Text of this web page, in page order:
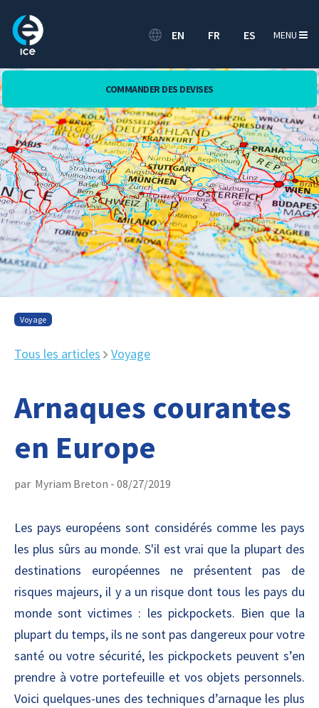
EN FR ES
COMMANDER DES DEVISES
MENU
[Translate to Français:]
Voyage
Tous les articles Voyage
Arnaques courantes
en Europe
par Myriam Breton - 08/27/2019
Les pays européens sont considérés comme les pays
les plus sûrs au monde. S'il est vrai que la plupart des
destinations européennes ne présentent pas de
risques majeurs, il y a un risque dont tous les pays du
monde sont victimes : les pickpockets. Bien que la
plupart du temps, ils ne sont pas dangereux pour votre
santé ou votre sécurité, les pickpockets peuvent s’en
prendre à votre portefeuille et vos objets personnels.
Voici quelques-unes des techniques d’arnaque les plus